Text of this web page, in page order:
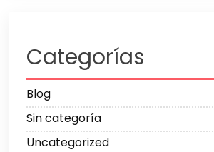
Categorías
Blog
Sin categoría
Uncategorized